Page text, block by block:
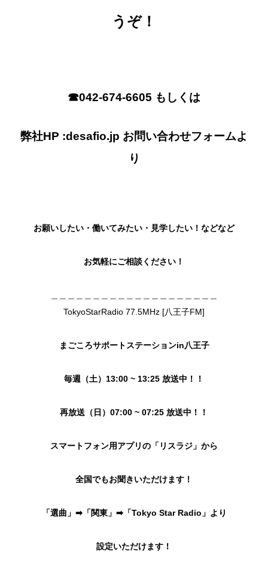
うぞ！
☎︎042-674-6605 もしくは
弊社HP :desafio.jp お問い合わせフォームよ
り
お願いしたい・ 働いてみたい・見学したい！ などなど
お気軽にご相談ください！
TokyoStarRadio 77.5MHz [八王子FM]
まごころサポートステーションin八王子
毎週（土）13:00 ~ 13:25 放送中！！
再放送（日）07:00 ~ 07:25 放送中！！
スマートフォン用アプリの「リスラジ」から
全国でもお聞きいただけます！
「選曲」➡︎「関東」➡︎「Tokyo Star Radio」より
設定いただけます！